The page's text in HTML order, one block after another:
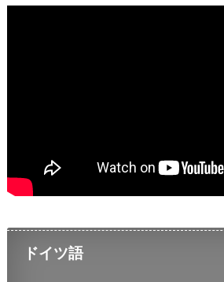
ドイツ語